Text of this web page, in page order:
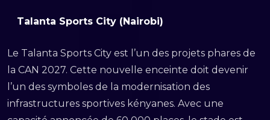
Talanta Sports City (Nairobi)
Le Talanta Sports City est l’un des projets phares de
la CAN 2027. Cette nouvelle enceinte doit devenir
l’un des symboles de la modernisation des
infrastructures sportives kényanes. Avec une